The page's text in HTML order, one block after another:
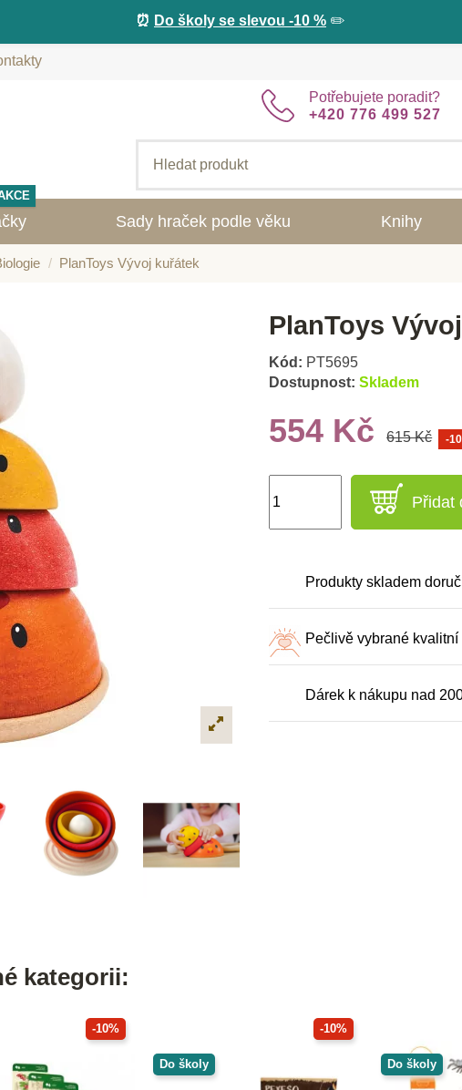
⏰ Do školy se slevou -10 % ✏️
Potřebujete poradit?
+420 776 499 527
Sady hraček podle věku Knihy
PlanToys Vývoj kuřátek
PlanToys
Kód: PT5695
Dostupnost: Skladem
554 Kč 615 Kč -
Přidat
Produkty skladem
Pečlivě vybrané kvalitní
Dárek k nákupu nad
kategorii:
-10% -10%
Do školy Do školy